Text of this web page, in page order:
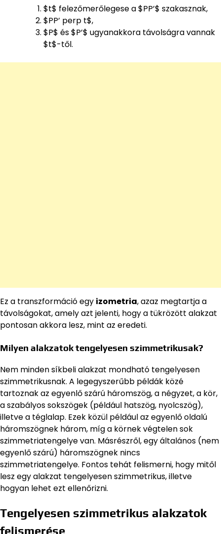
$t$ felezőmerőlegese a $PP’$ szakasznak,
$PP’ perp t$,
$P$ és $P’$ ugyanakkora távolságra vannak
$t$-től.
Ez a transzformáció egy izometria, azaz megtartja a
távolságokat, amely azt jelenti, hogy a tükrözött alakzat
pontosan akkora lesz, mint az eredeti.
Milyen alakzatok tengelyesen szimmetrikusak?
Nem minden síkbeli alakzat mondható tengelyesen
szimmetrikusnak. A legegyszerűbb példák közé
tartoznak az egyenlő szárú háromszög, a négyzet, a kör,
a szabályos sokszögek (például hatszög, nyolcszög),
illetve a téglalap. Ezek közül például az egyenlő oldalú
háromszögnek három, míg a körnek végtelen sok
szimmetriatengelye van. Másrészről, egy általános (nem
egyenlő szárú) háromszögnek nincs
szimmetriatengelye. Fontos tehát felismerni, hogy mitől
lesz egy alakzat tengelyesen szimmetrikus, illetve
hogyan lehet ezt ellenőrizni.
Tengelyesen szimmetrikus alakzatok
felismerése